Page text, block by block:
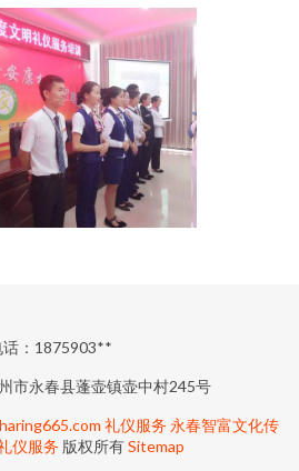
话：1875903**
市永春县蓬壶镇壶中村245号
礼仪服务 永春智富文化传
仪服务 版权所有Sitemap